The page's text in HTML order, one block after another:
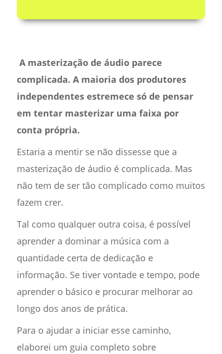
A masterização de áudio parece
complicada. A maioria dos produtores
independentes estremece só de pensar
em tentar masterizar uma faixa por
conta própria.
Estaria a mentir se não dissesse que a
masterização de áudio é complicada. Mas
não tem de ser tão complicado como muitos
fazem crer.
Tal como qualquer outra coisa, é possível
aprender a dominar a música com a
quantidade certa de dedicação e
informação. Se tiver vontade e tempo, pode
aprender o básico e procurar melhorar ao
longo dos anos de prática.
Para o ajudar a iniciar esse caminho,
elaborei um guia completo sobre